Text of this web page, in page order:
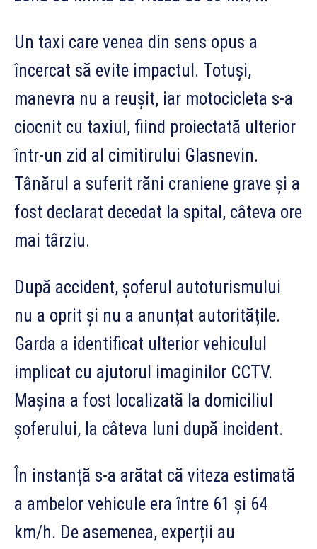
Un taxi care venea din sens opus a
încercat să evite impactul. Totuși,
manevra nu a reușit, iar motocicleta s-a
ciocnit cu taxiul, fiind proiectată ulterior
într-un zid al cimitirului Glasnevin.
Tânărul a suferit răni craniene grave și a
fost declarat decedat la spital, câteva ore
mai târziu.
După accident, șoferul autoturismului
nu a oprit și nu a anunțat autoritățile.
Garda a identificat ulterior vehiculul
implicat cu ajutorul imaginilor CCTV.
Mașina a fost localizată la domiciliul
șoferului, la câteva luni după incident.
În instanță s-a arătat că viteza estimată
a ambelor vehicule era între 61 și 64
km/h. De asemenea, experții au